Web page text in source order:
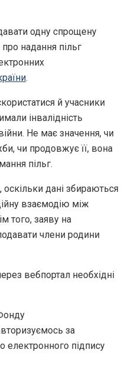
одну спрощену
надання пільг
.
й учасники
інвалідність
Не має значення, чи
чи продовжує її, вона
пільг.
дані збираються
взаємодію між
того, заяву на
члени родини
вебпортал необхідні
за
електронного підпису